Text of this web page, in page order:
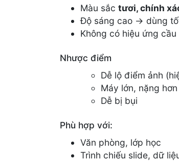
Màu sắc tươi, chính
Độ sáng cao → dùng
Không có hiệu ứng cầu
Nhược điểm
Dễ lộ điểm ảnh
Máy lớn, nặng hơn
Dễ bị bụi
Phù hợp với:
Văn phòng, lớp học
Trình chiếu slide, dữ